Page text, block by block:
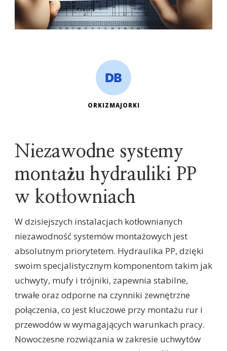
ORKIZMAJORKI
Niezawodne systemy
montażu hydrauliki PP
w kotłowniach
W dzisiejszych instalacjach kotłownianych
niezawodność systemów montażowych jest
absolutnym priorytetem. Hydraulika PP, dzięki
swoim specjalistycznym komponentom takim jak
uchwyty, mufy i trójniki, zapewnia stabilne,
trwałe oraz odporne na czynniki zewnętrzne
połączenia, co jest kluczowe przy montażu rur i
przewodów w wymagających warunkach pracy.
Nowoczesne rozwiązania w zakresie uchwytów